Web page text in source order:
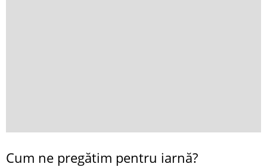
Cum ne pregătim pentru iarnă?